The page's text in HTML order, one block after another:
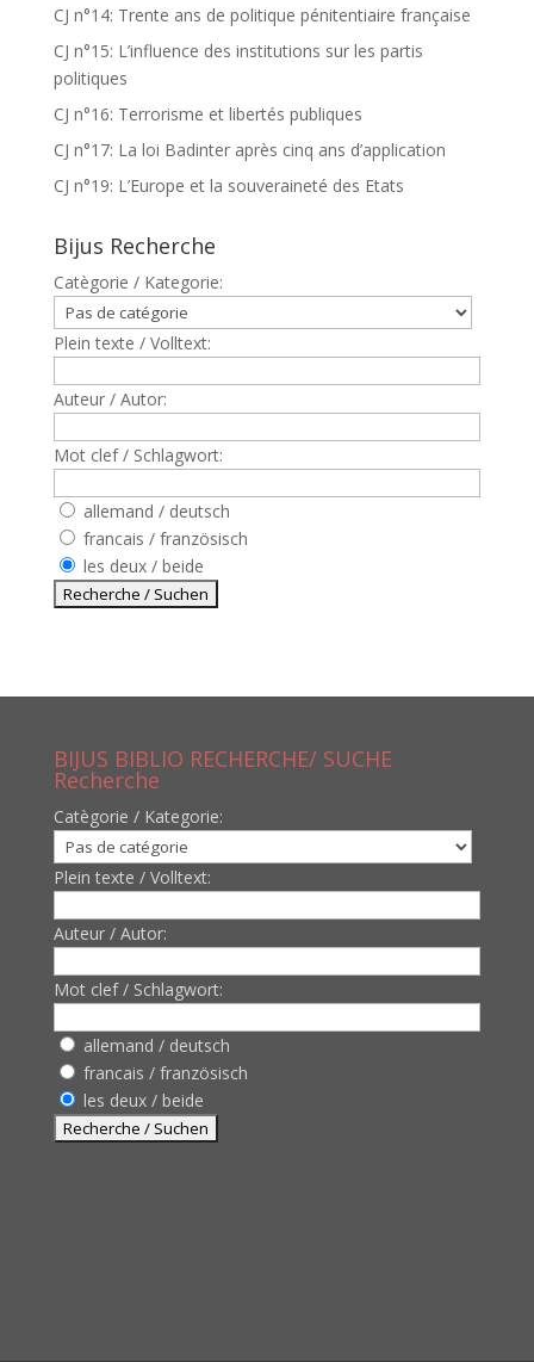
CJ n°14: Trente ans de politique pénitentiaire française
CJ n°15: L’influence des institutions sur les partis
politiques
CJ n°16: Terrorisme et libertés publiques
CJ n°17: La loi Badinter après cinq ans d’application
CJ n°19: L’Europe et la souveraineté des Etats
Bijus Recherche
Catègorie / Kategorie:
Plein texte / Volltext:
Auteur / Autor:
Mot clef / Schlagwort:
allemand / deutsch
francais / französisch
les deux / beide
BIJUS BIBLIO RECHERCHE/ SUCHE
Recherche
Catègorie / Kategorie:
Plein texte / Volltext:
Auteur / Autor:
Mot clef / Schlagwort:
allemand / deutsch
francais / französisch
les deux / beide